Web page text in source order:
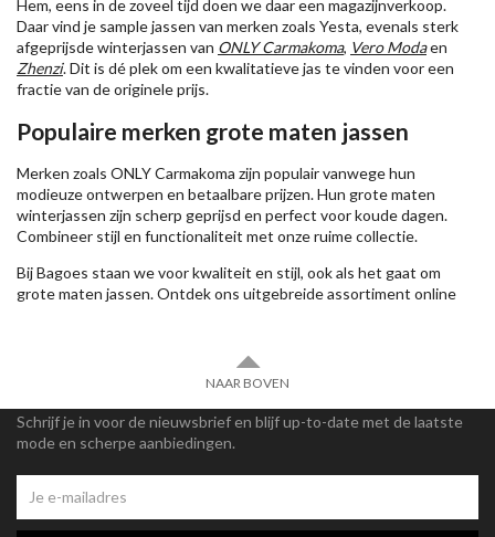
Hem, eens in de zoveel tijd doen we daar een magazijnverkoop.
Daar vind je sample jassen van merken zoals Yesta, evenals sterk
afgeprijsde winterjassen van ONLY Carmakoma, Vero Modaen
Zhenzi. Dit is dé plek om een kwalitatieve jas te vinden voor een
fractie van de originele prijs.
Populaire merken grote maten jassen
Merken zoals ONLY Carmakoma zijn populair vanwege hun
modieuze ontwerpen en betaalbare prijzen. Hun grote maten
winterjassen zijn scherp geprijsd en perfect voor koude dagen.
Combineer stijl en functionaliteit met onze ruime collectie.
Bij Bagoes staan we voor kwaliteit en stijl, ook als het gaat om
grote maten jassen. Ontdek ons uitgebreide assortiment online
NAAR BOVEN
Schrijf je in voor de nieuwsbrief en blijf up-to-date met de laatste
mode en scherpe aanbiedingen.